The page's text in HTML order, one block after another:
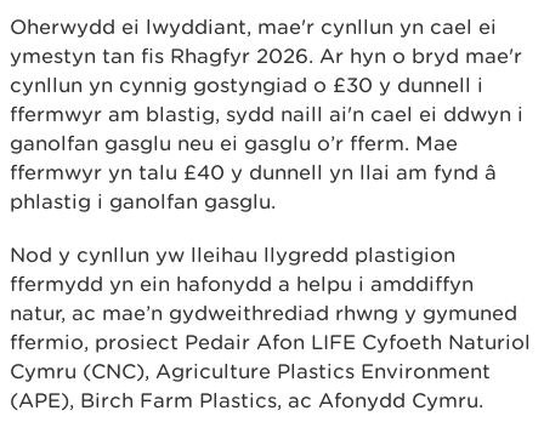
Oherwydd ei lwyddiant, mae'r cynllun yn cael ei
ymestyn tan fis Rhagfyr 2026. Ar hyn o bryd mae'r
cynllun yn cynnig gostyngiad o £30 y dunnell i
ffermwyr am blastig, sydd naill ai'n cael ei ddwyn i
ganolfan gasglu neu ei gasglu o’r fferm. Mae
ffermwyr yn talu £40 y dunnell yn llai am fynd â
phlastig i ganolfan gasglu.
Nod y cynllun yw lleihau llygredd plastigion
ffermydd yn ein hafonydd a helpu i amddiffyn
natur, ac mae’n gydweithrediad rhwng y gymuned
ffermio, prosiect Pedair Afon LIFE Cyfoeth Naturiol
Cymru (CNC), Agriculture Plastics Environment
(APE), Birch Farm Plastics, ac Afonydd Cymru.